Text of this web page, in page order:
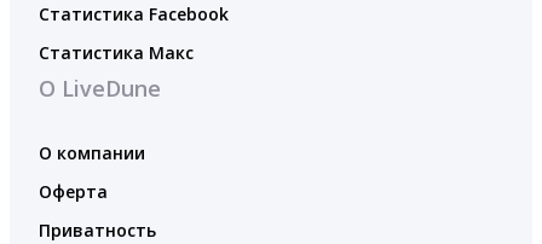
Статистика Facebook
Статистика Макс
О LiveDune
О компании
Оферта
Приватность